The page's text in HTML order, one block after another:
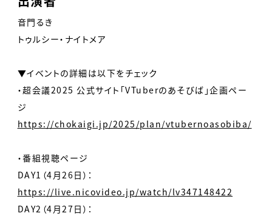
音門るき
トゥルシー・ナイトメア
▼イベントの詳細は以下をチェック
・超会議2025 公式サイト「VTuberのあそびば」企画ペー
ジ
https://chokaigi.jp/2025/plan/vtubernoasobiba/
・番組視聴ページ
DAY1（4月26日）：
https://live.nicovideo.jp/watch/lv347148422
DAY2（4月27日）：